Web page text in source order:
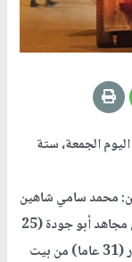
الجمعة، ستة
من: محمد سامي شاهين
(26 عاما)، وأحمد جمال غنايم (26 عاما)، وحسن مجاهد أبو جودة (25
عاما) من مخيم الدهيشة، ومحمد عبد الرحيم الكار (31 عاما) من بيت